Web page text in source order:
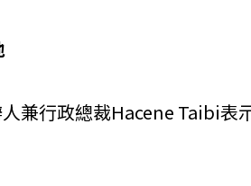
兼行政總裁Hacene Taibi表